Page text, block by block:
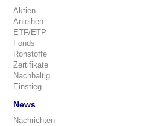
Aktien
Anleihen
ETF/ETP
Fonds
Rohstoffe
Zertifikate
Nachhaltig
Einstieg
News
Nachrichten